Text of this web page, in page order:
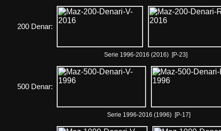
200 Denar:
Serie 1996-2016 (2016) [P-23]
500 Denar:
Serie 1996-2016 (1996) [P-17]